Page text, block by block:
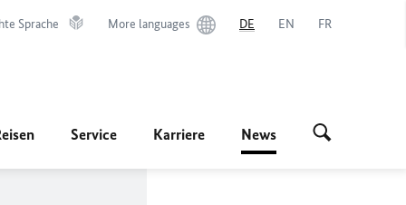
Sprache More languages DE EN FR
Service Karriere News